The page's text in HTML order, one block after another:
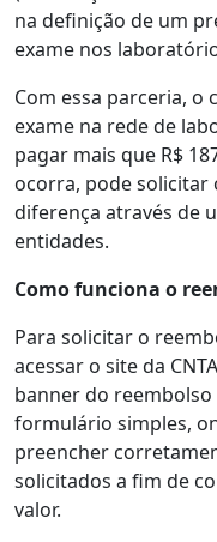
na definição de um
exame nos
Com essa parceria,
exame na rede de
pagar mais que R$
ocorra, pode solicitar
diferença através de
entidades.
Como funciona o
Para solicitar o
acessar o site da
banner do
formulário simples,
preencher
solicitados a fim de
valor.